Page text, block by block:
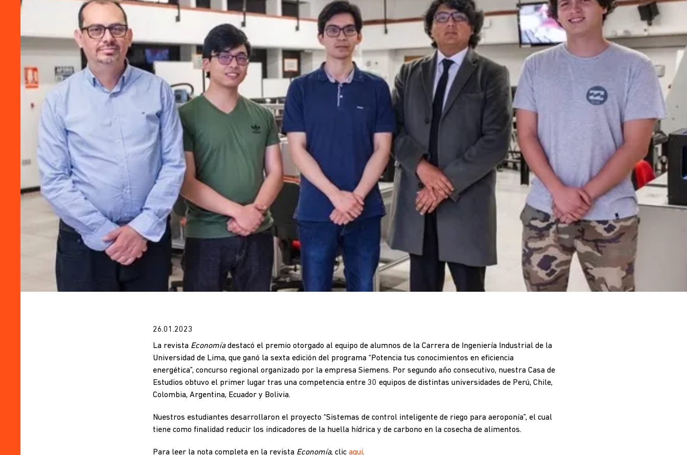
26.01.2023
La revista Economíadestacó el premio otorgado al equipo de alumnos de la Carrera de Ingeniería Industrial de la
Universidad de Lima, que ganó la sexta edición del programa “Potencia tus conocimientos en eficiencia
energética”, concurso regional organizado por la empresa Siemens. Por segundo año consecutivo, nuestra Casa de
Estudios obtuvo el primer lugar tras una competencia entre 30 equipos de distintas universidades de Perú, Chile,
Colombia, Argentina, Ecuador y Bolivia.
Nuestros estudiantes desarrollaron el proyecto “Sistemas de control inteligente de riego para aeroponía”, el cual
tiene como finalidad reducir los indicadores de la huella hídrica y de carbono en la cosecha de alimentos.
Para leer la nota completa en la revista Economía, clic aquí.